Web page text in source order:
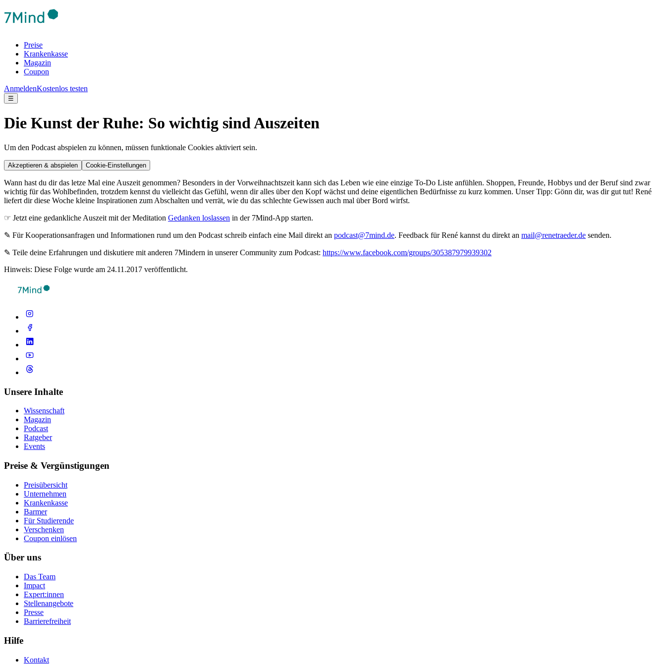
Preise
Krankenkasse
Magazin
Coupon
AnmeldenKostenlos testen
☰
Die Kunst der Ruhe: So wichtig sind Auszeiten
Um den Podcast abspielen zu können, müssen funktionale Cookies aktiviert sein.
Akzeptieren & abspielen Cookie-Einstellungen
Wann hast du dir das letze Mal eine Auszeit genommen? Besonders in der Vorweihnachtszeit kann sich das Leben wie eine einzige To-Do Liste anfühlen. Shoppen, Freunde, Hobbys und der Beruf sind zwar
wichtig für das Wohlbefinden, trotzdem kennst du vielleicht das Gefühl, wenn dir alles über den Kopf wächst und deine eigentlichen Bedürfnisse zu kurz kommen. Unser Tipp: Gönn dir, was dir gut tut! René
liefert dir diese Woche kleine Inspirationen zum Abschalten und verrät, wie du das schlechte Gewissen auch mal über Bord wirfst.
☞ Jetzt eine gedankliche Auszeit mit der Meditation Gedanken loslassen in der 7Mind-App starten.
✎ Für Koope­ra­ti­ons­an­fra­gen und Infor­ma­tio­nen rund um den Pod­cast schreib ein­fach eine Mail direkt an podcast@7mind.de. Feedback für René kannst du direkt an mail@renetraeder.de senden.
✎ Teile deine Erfahrungen und diskutiere mit anderen 7Mindern in unserer Community zum Podcast: https://www.facebook.com/groups/305387979939302
Hinweis: Diese Folge wurde am 24.11.2017 veröffentlicht.
Unsere Inhalte
Wissenschaft
Magazin
Podcast
Ratgeber
Events
Preise & Vergünstigungen
Preisübersicht
Unternehmen
Krankenkasse
Barmer
Für Studierende
Ver­schen­ken
Coupon einlösen
Über uns
Das Team
Impact
Expert:innen
Stellenangebote
Presse
Barrierefreiheit
Hilfe
Kontakt